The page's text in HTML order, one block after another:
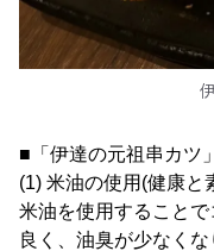
■「伊達の元祖串カツ
(1) 米油の使用(健康と
米油を使用すること
良く、油臭が少なくな